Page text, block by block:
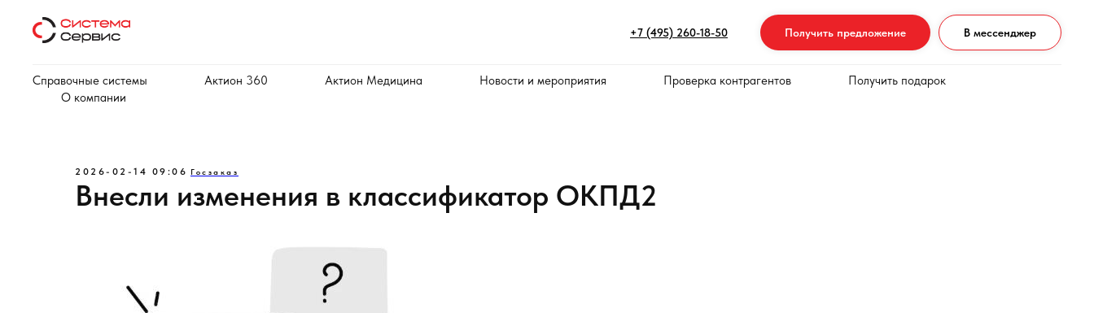
+7 (495) 260-18-50 Получить предложение В мессенджер
Справочные системы Актион 360 Актион Медицина Новости и мероприятия Проверка контрагентов
Получить подарок
О компании
2026-02-14 09:06 Госзаказ
Внесли изменения в классификатор ОКПД2